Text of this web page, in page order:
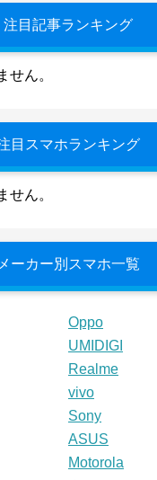
注目記事ランキング
せん。
目スマホランキング
せん。
メーカー別スマホ一覧
Oppo
UMIDIGI
Realme
vivo
Sony
ASUS
Motorola